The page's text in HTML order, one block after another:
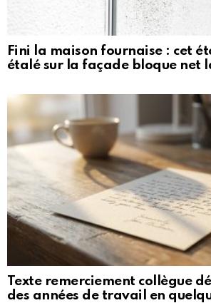
Fini la maison fournaise : cet
étalé sur la façade bloque net
Texte remerciement collègue
des années de travail en